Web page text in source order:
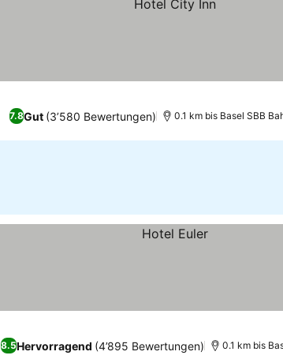
7.8Gut (3’580 Bewertungen) 0.1 km bis Basel SBB
8.5Hervorragend (4’895 Bewertungen) 0.1 km bis